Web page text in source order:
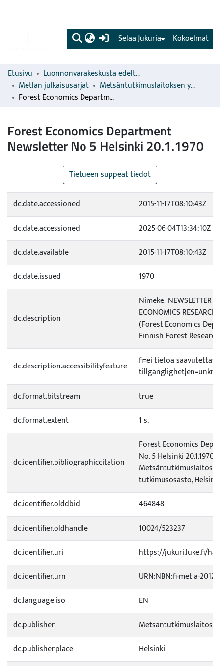
(current) Kokoelmat
Selaa Jukuria
Etusivu
Luonnonvarakeskusta edeltävien organisaatioiden sarjat
Metlan julkaisusarjat
Metsäntutkimuslaitoksen yksiköiden ja osastojen julkaisut
Forest Economics Department Newsletter No 5 Helsinki 20.1.1970
Forest Economics Department
Newsletter No 5 Helsinki 20.1.1970
Tietueen suppeat tiedot
dc.date.accessioned
2015-11-17T08:10:43Z
dc.date.accessioned
2025-06-04T13:34:10Z
dc.date.available
2015-11-17T08:10:43Z
dc.date.issued
1970
dc.description
Nimeke: NEWSLETTER
ECONOMICS
(Forest Economics
Finnish Forest
dc.description.accessibilityfeature
fi=ei tietoa
dc.format.bitstream
true
dc.format.extent
1 s.
dc.identifier.bibliographiccitation
Forest Economics
No. 5 Helsinki 20.1.1970.
Metsäntutkimuslaitos,
tutkimusosasto,
dc.identifier.olddbid
464848
dc.identifier.oldhandle
10024/523237
dc.identifier.uri
https://jukuri.luke.fi/
dc.identifier.urn
URN:NBN:fi-metla-
dc.language.iso
EN
dc.publisher
Metsäntutkimuslaitos
dc.publisher.place
Helsinki